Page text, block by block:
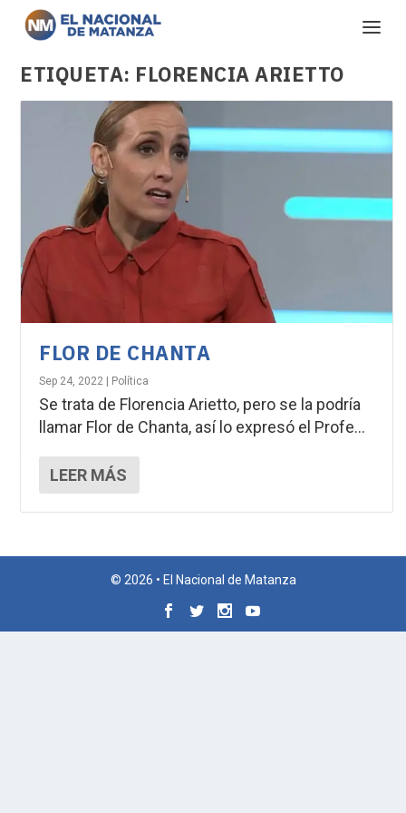
ETIQUETA: FLORENCIA ARIETTO
FLOR DE CHANTA
Sep 24, 2022 Política
Se trata de Florencia Arietto, pero se la podría
llamar Flor de Chanta, así lo expresó el Profe...
LEER MÁS
© 2026 • El Nacional de Matanza